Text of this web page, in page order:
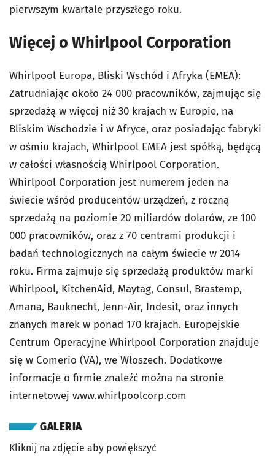
pierwszym kwartale przyszłego roku.
Więcej o Whirlpool Corporation
Whirlpool Europa, Bliski Wschód i Afryka (EMEA):
Zatrudniając około 24 000 pracowników, zajmując się
sprzedażą w więcej niż 30 krajach w Europie, na
Bliskim Wschodzie i w Afryce, oraz posiadając fabryki
w ośmiu krajach, Whirlpool EMEA jest spółką, będącą
w całości własnością Whirlpool Corporation.
Whirlpool Corporation jest numerem jeden na
świecie wśród producentów urządzeń, z roczną
sprzedażą na poziomie 20 miliardów dolarów, ze 100
000 pracowników, oraz z 70 centrami produkcji i
badań technologicznych na całym świecie w 2014
roku. Firma zajmuje się sprzedażą produktów marki
Whirlpool, KitchenAid, Maytag, Consul, Brastemp,
Amana, Bauknecht, Jenn-Air, Indesit, oraz innych
znanych marek w ponad 170 krajach. Europejskie
Centrum Operacyjne Whirlpool Corporation znajduje
się w Comerio (VA), we Włoszech. Dodatkowe
informacje o firmie znaleźć można na stronie
internetowej www.whirlpoolcorp.com
GALERIA
Kliknij na zdjęcie aby powiększyć